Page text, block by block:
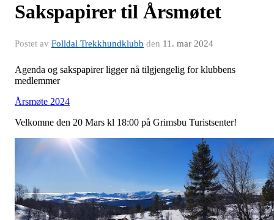
Sakspapirer til Årsmøtet
Postet av Folldal Trekkhundklubb den 11. mar 2024
Agenda og sakspapirer ligger nå tilgjengelig for klubbens
medlemmer
Årsmøte 2024
Velkomne den 20 Mars kl 18:00 på Grimsbu Turistsenter!